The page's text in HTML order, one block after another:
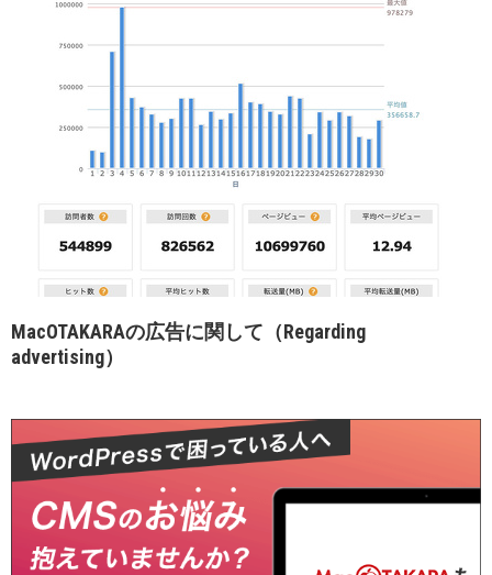
MacOTAKARAの広告に関して（Regarding
advertising）